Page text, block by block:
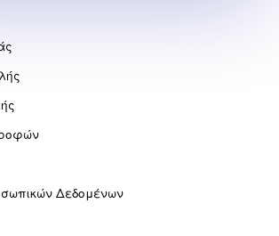
Δεδομένων